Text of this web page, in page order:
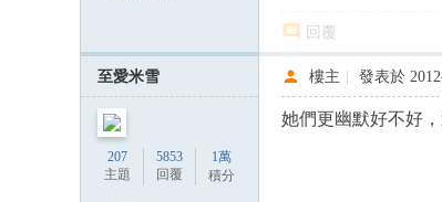
論
回覆
至愛米雪
207
主題
5853
回覆
1萬
積分
樓主 發表於
她們更幽默好不好